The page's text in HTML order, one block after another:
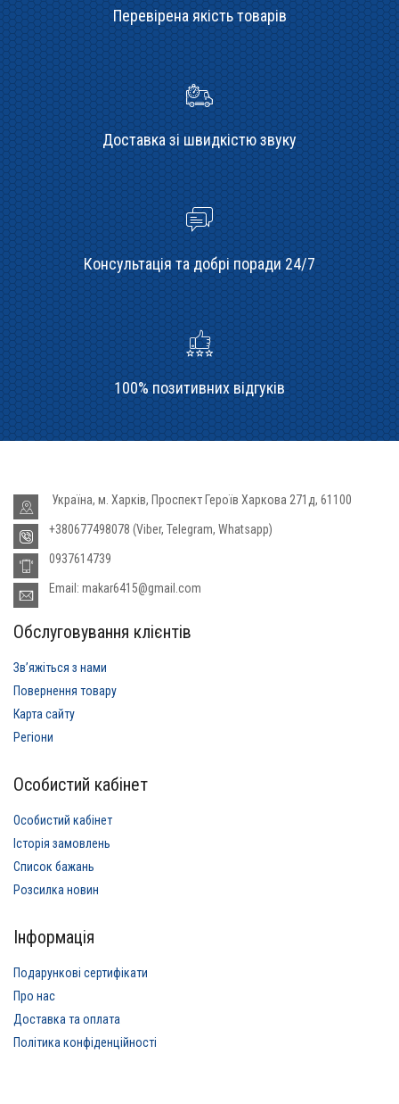
Перевірена якість товарів
Доставка зі швидкістю звуку
Консультація та добрі поради 24/7
100% позитивних відгуків
Україна, м. Харків, Проспект Героїв Харкова 271д, 61100
+380677498078 (Viber, Telegram, Whatsapp)
0937614739
Email: makar6415@gmail.com
Обслуговування клієнтів
Звʼяжіться з нами
Повернення товару
Карта сайту
Регіони
Особистий кабінет
Особистий кабінет
Історія замовлень
Список бажань
Розсилка новин
Інформація
Подарункові сертифікати
Про нас
Доставка та оплата
Політика конфіденційності